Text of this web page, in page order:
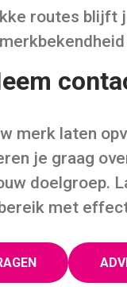
routes
merk laten
je graag
doelgroep.
met